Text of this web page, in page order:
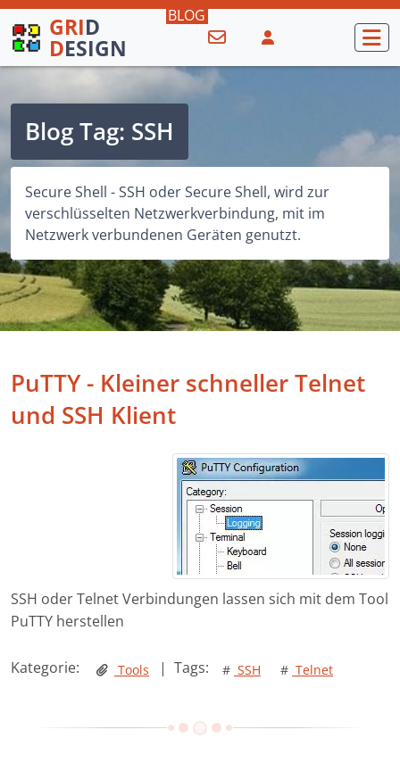
GRID
DESIGN
Blog Tag: SSH
Secure Shell - SSH oder Secure Shell, wird zur
verschlüsselten Netzwerkverbindung, mit im
Netzwerk verbundenen Geräten genutzt.
PuTTY - Kleiner schneller Telnet
und SSH Klient
SSH oder Telnet Verbindungen lassen sich mit dem Tool
PuTTY herstellen
Kategorie: Tools | Tags: # SSH # Telnet